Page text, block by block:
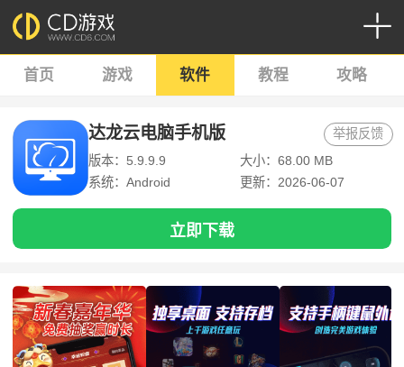
首页 游戏 软件 教程 攻略
达龙云电脑手机版
版本：5.9.9.9
大小：68.00 MB
系统：Android
更新：2026-06-07
举报反馈
立即下载